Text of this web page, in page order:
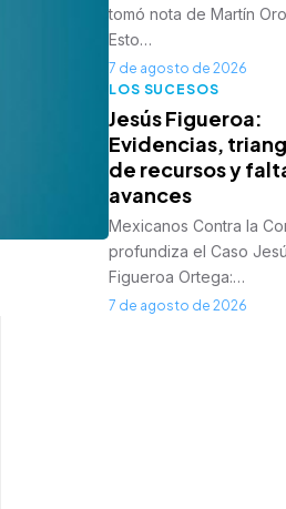
tomó nota de Martín
Esto…
7 de agosto de 2026
LOS SUCESOS
Jesús Figueroa:
Evidencias,
de recursos y
avances
Mexicanos Contra la
profundiza el Caso
Figueroa Ortega:…
7 de agosto de 2026